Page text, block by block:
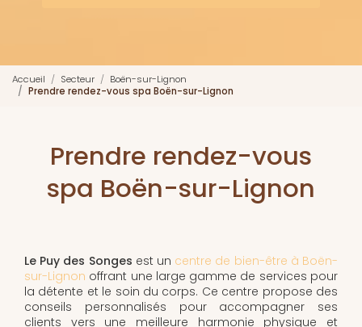
Accueil Secteur
Boën-sur-Lignon
Prendre rendez-vous spa Boën-sur-Lignon
Prendre rendez-vous
spa Boën-sur-Lignon
Le Puy des Songes est un centre de bien-être à Boën-
sur-Lignon offrant une large gamme de services pour
la détente et le soin du corps. Ce centre propose des
conseils personnalisés pour accompagner ses
clients vers une meilleure harmonie physique et